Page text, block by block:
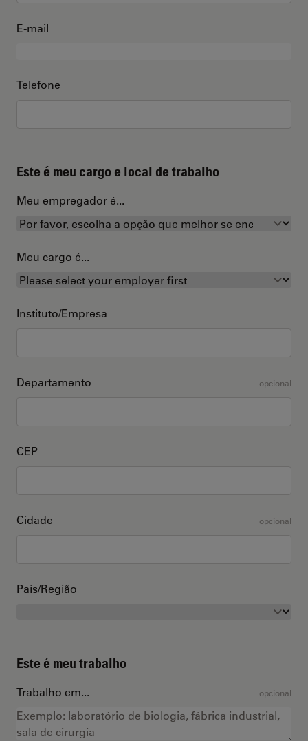
E-mail
Telefone
Este é meu cargo e local de trabalho
Meu empregador é...
Meu cargo é...
Instituto/Empresa
Departamento opcional
CEP
Cidade opcional
País/Região
Este é meu trabalho
Trabalho em... opcional